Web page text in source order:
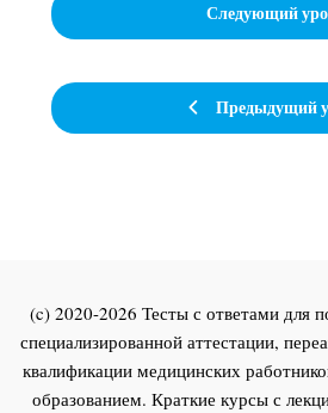
Предыдущий
Следующий
(c) 2020-2026 Тесты с ответами для
специализированной аттестации,
квалификации медицинских
образованием. Краткие курсы с